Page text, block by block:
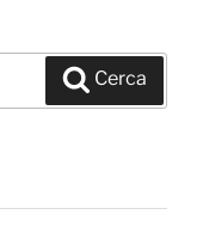
Cerca